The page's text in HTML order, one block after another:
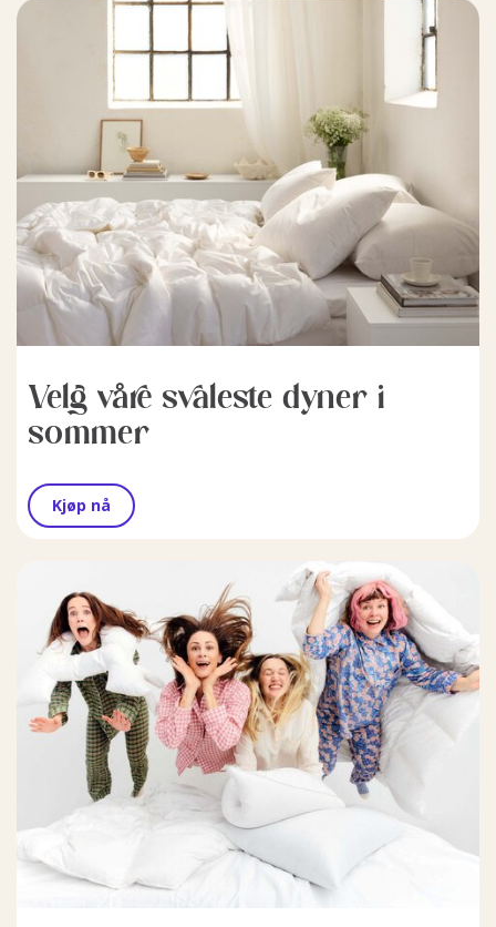
Velg våre svaleste dyner i
sommer
Kjøp nå